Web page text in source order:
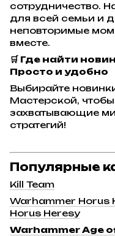
сотрудничество.
для всей семьи и
неповторимые
вместе.
🛒 Где найти
Просто и удобно
Выбирайте
Мастерской, чтобы
захватывающие
стратегий!
Популярные
Kill Team
Warhammer Horus
Horus Heresy
Warhammer Age